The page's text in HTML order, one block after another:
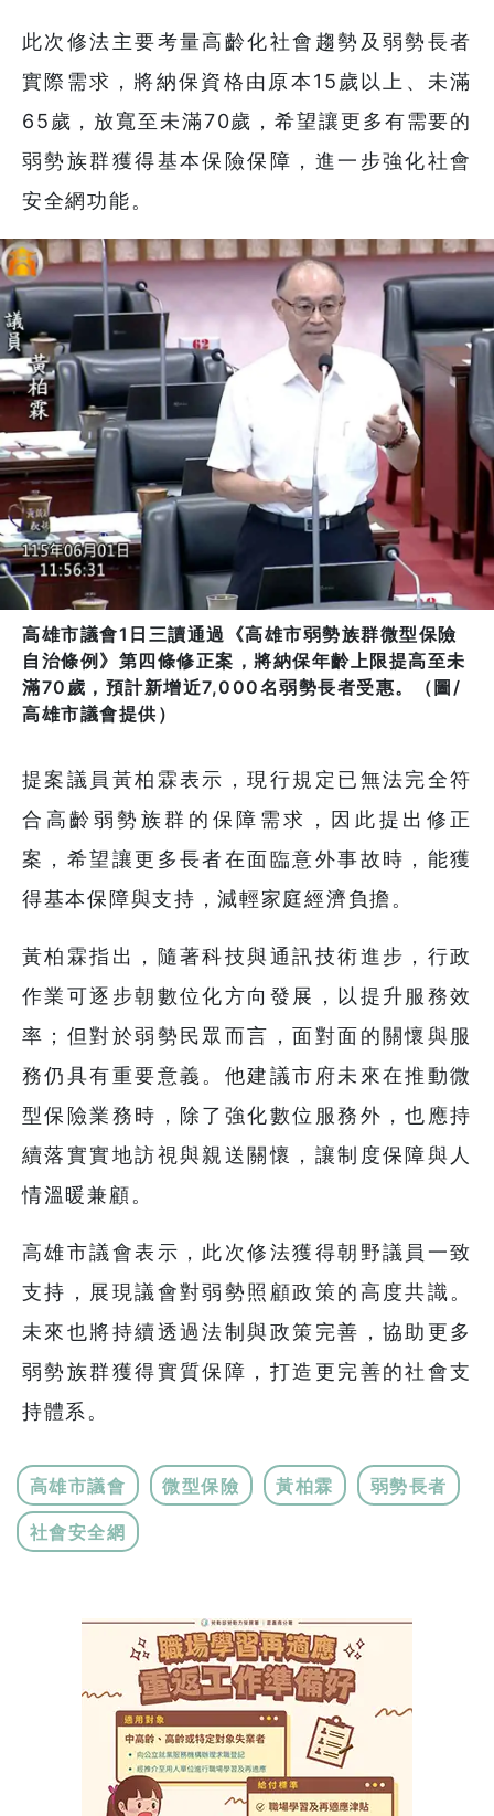
此次修法主要考量高齡化社會趨勢及弱勢長者
實際需求，將納保資格由原本15歲以上、未滿
65歲，放寬至未滿70歲，希望讓更多有需要的
弱勢族群獲得基本保險保障，進一步強化社會
安全網功能。
高雄市議會1日三讀通過《高雄市弱勢族群微型保險
自治條例》第四條修正案，將納保年齡上限提高至未
滿70歲，預計新增近7,000名弱勢長者受惠。（圖/
高雄市議會提供）
提案議員黃柏霖表示，現行規定已無法完全符
合高齡弱勢族群的保障需求，因此提出修正
案，希望讓更多長者在面臨意外事故時，能獲
得基本保障與支持，減輕家庭經濟負擔。
黃柏霖指出，隨著科技與通訊技術進步，行政
作業可逐步朝數位化方向發展，以提升服務效
率；但對於弱勢民眾而言，面對面的關懷與服
務仍具有重要意義。他建議市府未來在推動微
型保險業務時，除了強化數位服務外，也應持
續落實實地訪視與親送關懷，讓制度保障與人
情溫暖兼顧。
高雄市議會表示，此次修法獲得朝野議員一致
支持，展現議會對弱勢照顧政策的高度共識。
未來也將持續透過法制與政策完善，協助更多
弱勢族群獲得實質保障，打造更完善的社會支
持體系。
高雄市議會 微型保險 黃柏霖 弱勢長者
社會安全網